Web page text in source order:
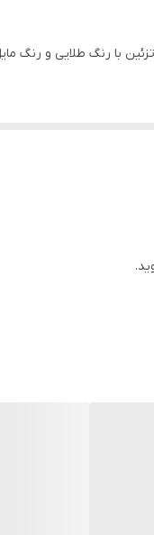
رنگ طلایی و رنگ مایل به
جذاب تجربه کنید